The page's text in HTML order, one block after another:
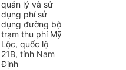
quản lý và sử
dụng phí sử
dụng đường bộ
trạm thu phí Mỹ
Lộc, quốc lộ
21B, tỉnh Nam
Định